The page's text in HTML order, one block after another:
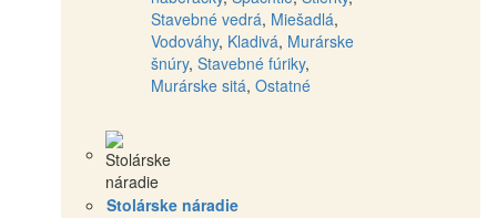
Stavebné vedrá, Miešadlá,
Vodováhy, Kladivá, Murárske
šnúry, Stavebné fúriky,
Murárske sitá, Ostatné
Stolárske náradie